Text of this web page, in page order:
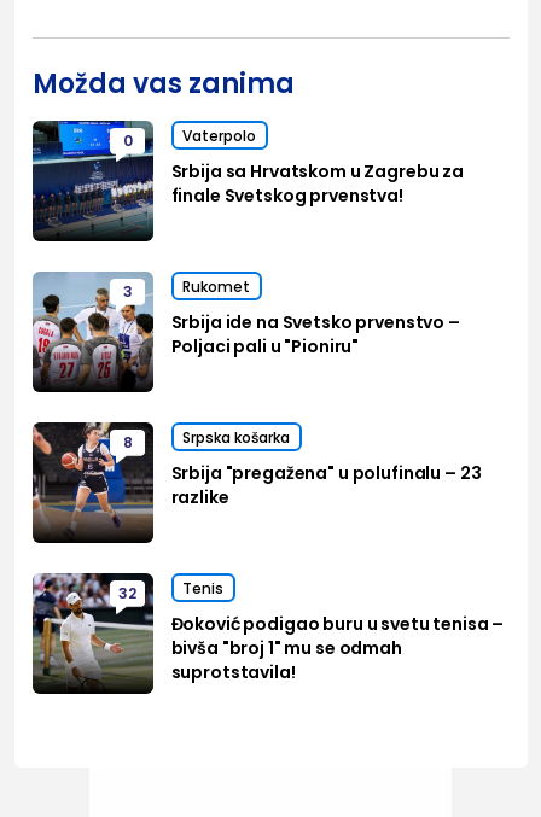
Možda vas zanima
0 Vaterpolo
Srbija sa Hrvatskom u Zagrebu za
finale Svetskog prvenstva!
3 Rukomet
Srbija ide na Svetsko prvenstvo –
Poljaci pali u "Pioniru"
8 Srpska košarka
Srbija "pregažena" u polufinalu – 23
razlike
32 Tenis
Đoković podigao buru u svetu tenisa –
bivša "broj 1" mu se odmah
suprotstavila!